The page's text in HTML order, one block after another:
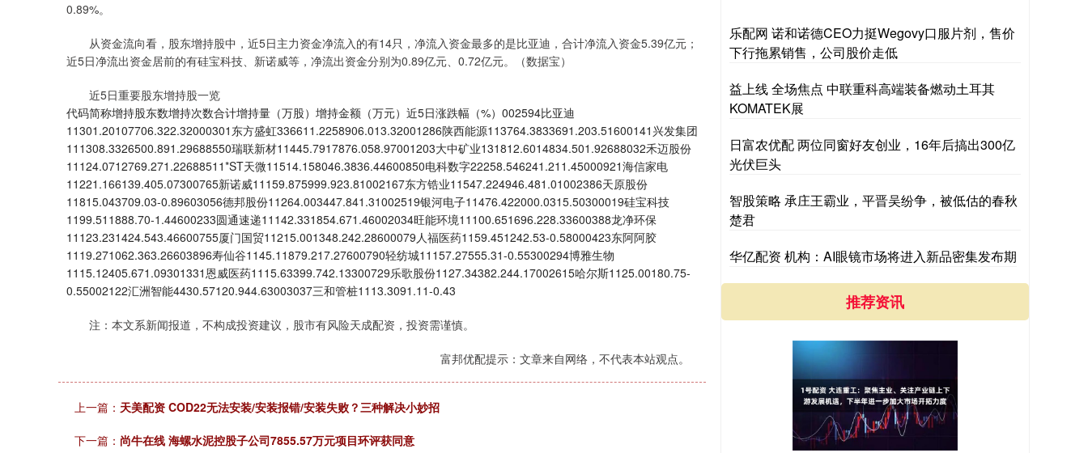
0.89%。
从资金流向看，股东增持股中，近5日主力资金净流入的有14只，净流入资金最多的是比亚迪，合计净流入资金5.39亿元；
近5日净流出资金居前的有硅宝科技、新诺威等，净流出资金分别为0.89亿元、0.72亿元。（数据宝）
近5日重要股东增持股一览
代码简称增持股东数增持次数合计增持量（万股）增持金额（万元）近5日涨跌幅（%）002594比亚迪
11301.20107706.322.32000301东方盛虹336611.2258906.013.32001286陕西能源113764.3833691.203.51600141兴发集团
111308.3326500.891.29688550瑞联新材11445.7917876.058.97001203大中矿业131812.6014834.501.92688032禾迈股份
11124.0712769.271.22688511*ST天微11514.158046.3836.44600850电科数字22258.546241.211.45000921海信家电
11221.166139.405.07300765新诺威11159.875999.923.81002167东方锆业11547.224946.481.01002386天原股份
11815.043709.03-0.89603056德邦股份11264.003447.841.31002519银河电子11476.422000.0315.50300019硅宝科技
1199.511888.70-1.44600233圆通速递11142.331854.671.46002034旺能环境11100.651696.228.33600388龙净环保
11123.231424.543.46600755厦门国贸11215.001348.242.28600079人福医药1159.451242.53-0.58000423东阿阿胶
1119.271062.363.26603896寿仙谷1145.11879.217.27600790轻纺城11157.27555.31-0.55300294博雅生物
1115.12405.671.09301331恩威医药1115.63399.742.13300729乐歌股份1127.34382.244.17002615哈尔斯1125.00180.75-
0.55002122汇洲智能4430.57120.944.63003037三和管桩1113.3091.11-0.43
注：本文系新闻报道，不构成投资建议，股市有风险天成配资，投资需谨慎。
富邦优配提示：文章来自网络，不代表本站观点。
上一篇： 天美配资 COD22无法安装/安装报错/安装失败？三种解决小妙招
下一篇： 尚牛在线 海螺水泥控股子公司7855.57万元项目环评获同意
乐配网 诺和诺德CEO力挺Wegovy口服片剂，售价
下行拖累销售，公司股价走低
益上线 全场焦点 中联重科高端装备燃动土耳其
KOMATEK展
日富农优配 两位同窗好友创业，16年后搞出300亿
光伏巨头
智股策略 承庄王霸业，平晋吴纷争，被低估的春秋
楚君
华亿配资 机构：AI眼镜市场将进入新品密集发布期
推荐资讯